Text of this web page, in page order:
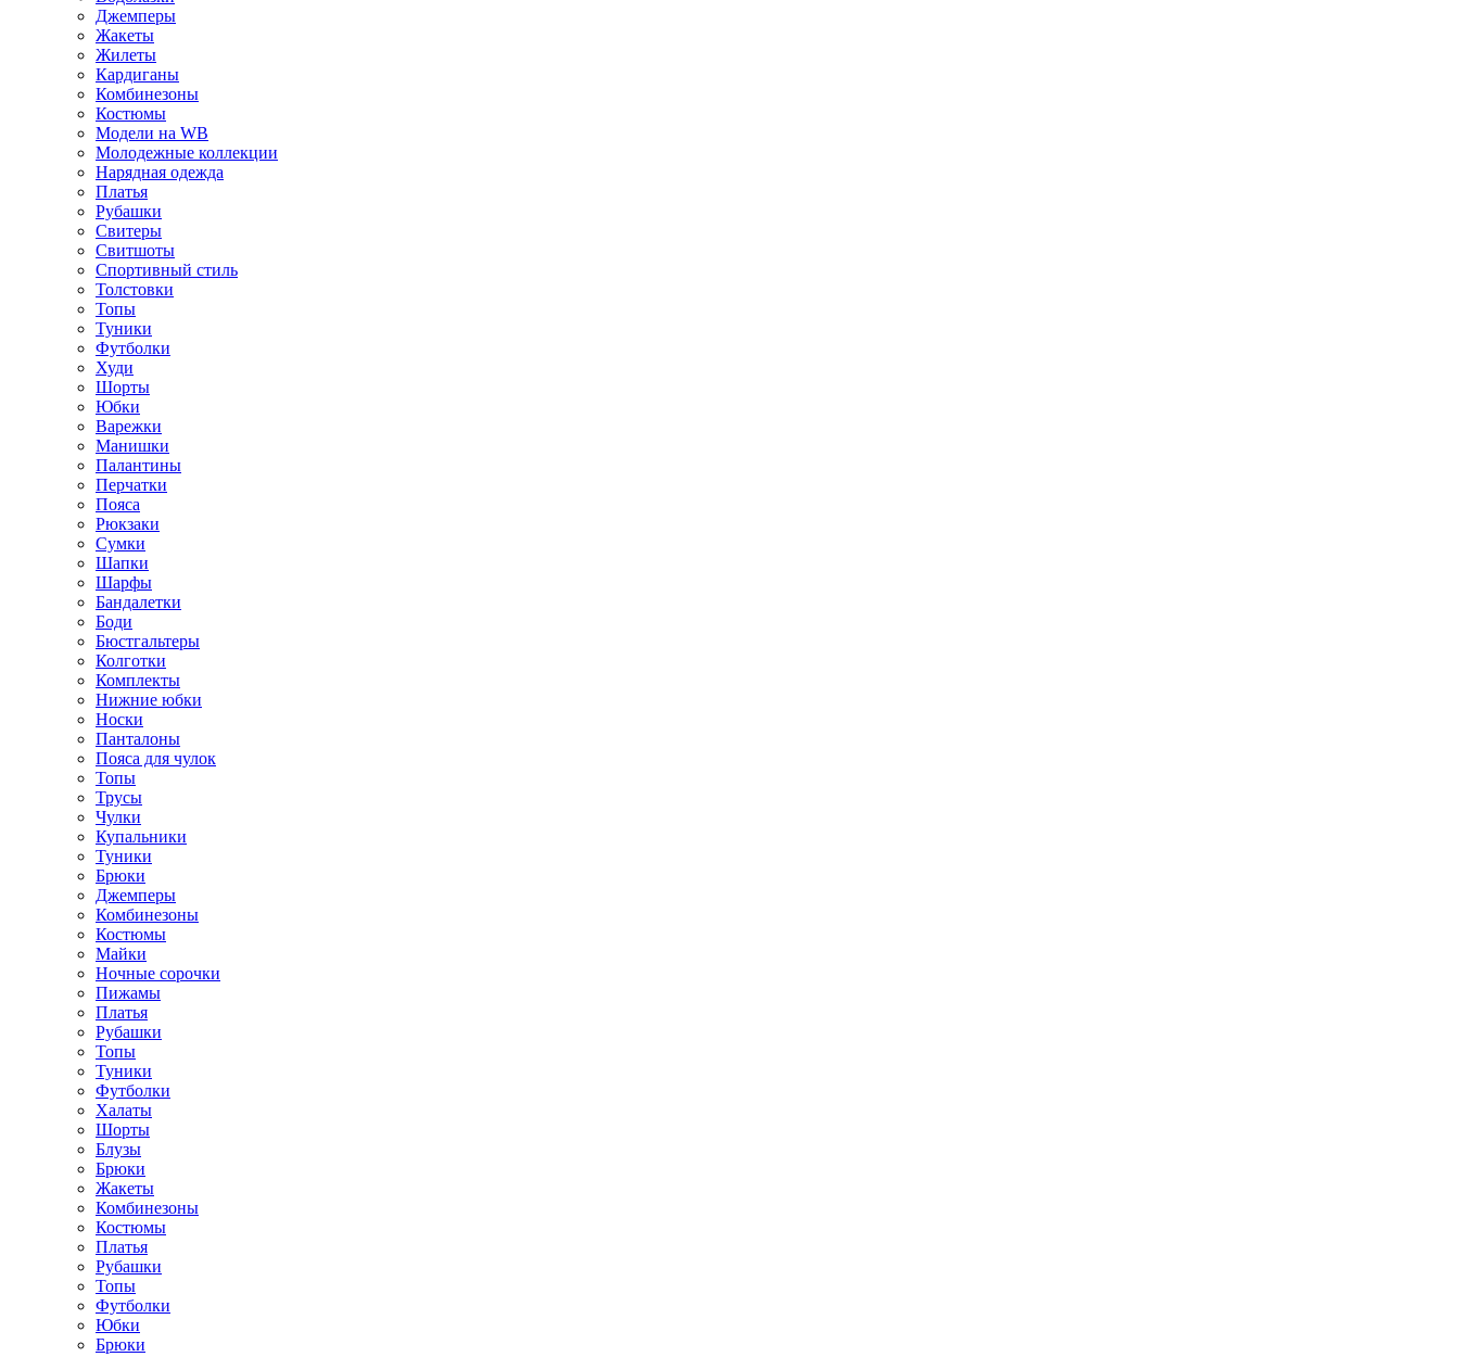
Джемперы
Жакеты
Жилеты
Кардиганы
Комбинезоны
Костюмы
Модели на WB
Молодежные коллекции
Нарядная одежда
Платья
Рубашки
Свитеры
Свитшоты
Спортивный стиль
Толстовки
Топы
Туники
Футболки
Худи
Шорты
Юбки
Варежки
Манишки
Палантины
Перчатки
Пояса
Рюкзаки
Сумки
Шапки
Шарфы
Бандалетки
Боди
Бюстгальтеры
Колготки
Комплекты
Нижние юбки
Носки
Панталоны
Поясa для чулок
Топы
Трусы
Чулки
Купальники
Туники
Брюки
Джемперы
Комбинезоны
Костюмы
Майки
Ночные сорочки
Пижамы
Платья
Рубашки
Топы
Туники
Футболки
Халаты
Шорты
Блузы
Брюки
Жакеты
Комбинезоны
Костюмы
Платья
Рубашки
Топы
Футболки
Юбки
Брюки